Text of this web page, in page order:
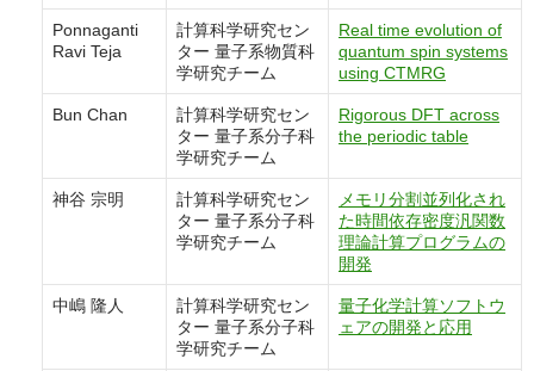
Ponnaganti
Ravi Teja
計算科学研究セン
ター 量子系物質科
学研究チーム
Real time evolution of
quantum spin systems
using CTMRG
Bun Chan
計算科学研究セン
ター 量子系分子科
学研究チーム
Rigorous DFT across
the periodic table
神谷 宗明
計算科学研究セン
ター 量子系分子科
学研究チーム
メモリ分割並列化され
た時間依存密度汎関数
理論計算プログラムの
開発
中嶋 隆人
計算科学研究セン
ター 量子系分子科
学研究チーム
量子化学計算ソフトウ
ェアの開発と応用